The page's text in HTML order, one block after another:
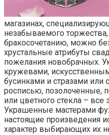
магазинах,
незабываемого
бракосочетанию, можно
хрустальные атрибуты
пожелания новобрачных.
кружевами,
бусинками и стразами или
росписью, позолоченные,
или цветного стекла –
Украшенные мастерами
настоящие произведения
характер выбирающих их